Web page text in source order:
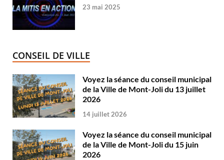
23 mai 2025
CONSEIL DE VILLE
Voyez la séance du conseil municipal
de la Ville de Mont-Joli du 13 juillet
2026
14 juillet 2026
Voyez la séance du conseil municipal
de la Ville de Mont-Joli du 15 juin
2026